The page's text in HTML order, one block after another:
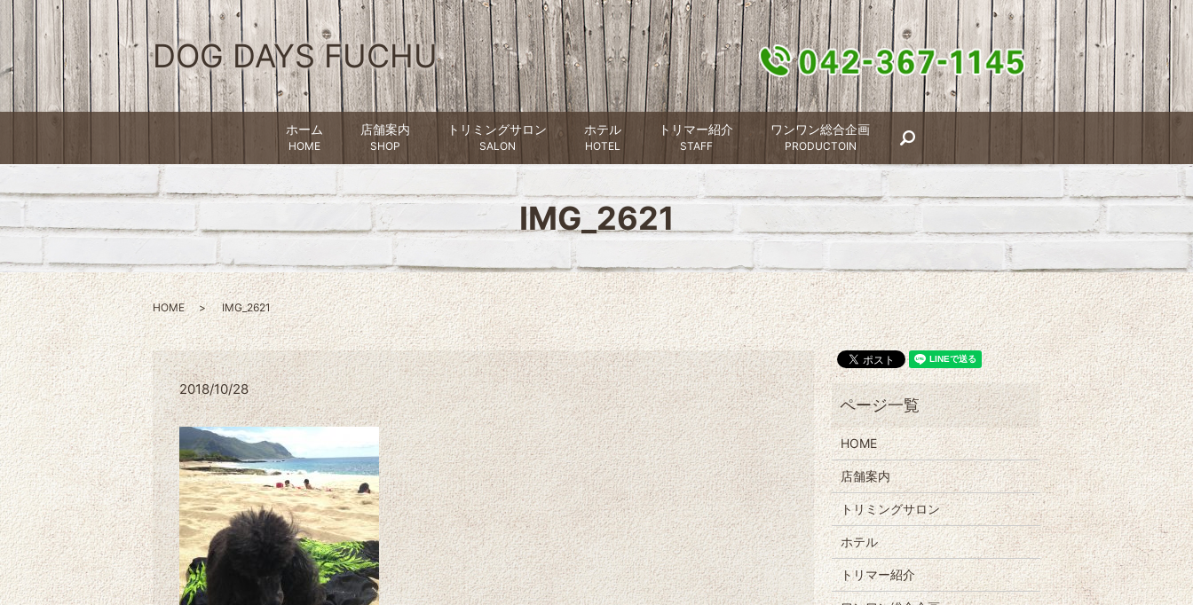
DOG DAYS FUCHU
ホーム
HOME
店舗案内
SHOP
トリミングサロン
SALON
ホテル
HOTEL
トリマー紹介
STAFF
ワンワン総合企画
PRODUCTOIN
search
IMG_2621
HOME IMG_2621
2018/10/28
HOME
店舗案内
トリミングサロン
ホテル
トリマー紹介